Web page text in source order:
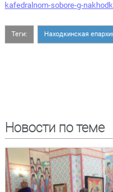
kafedralnom-sobore-g-
Теги: Находкинская
Новости по теме